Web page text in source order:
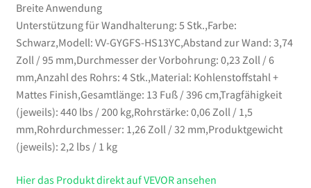
Breite Anwendung
Unterstützung für Wandhalterung: 5 Stk.,Farbe:
Schwarz,Modell: VV-GYGFS-HS13YC,Abstand zur Wand: 3,74
Zoll / 95 mm,Durchmesser der Vorbohrung: 0,23 Zoll / 6
mm,Anzahl des Rohrs: 4 Stk.,Material: Kohlenstoffstahl +
Mattes Finish,Gesamtlänge: 13 Fuß / 396 cm,Tragfähigkeit
(jeweils): 440 lbs / 200 kg,Rohrstärke: 0,06 Zoll / 1,5
mm,Rohrdurchmesser: 1,26 Zoll / 32 mm,Produktgewicht
(jeweils): 2,2 lbs / 1 kg
Hier das Produkt direkt auf VEVOR ansehen